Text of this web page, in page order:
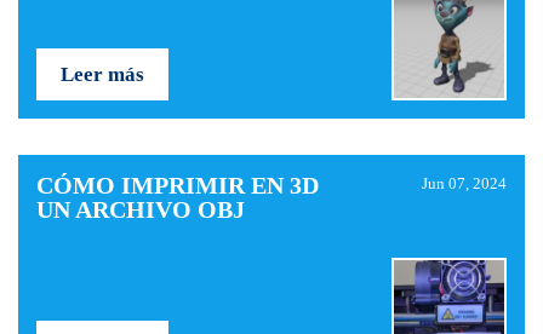
Leer más
CÓMO IMPRIMIR EN 3D
UN ARCHIVO OBJ
Jun 07, 2024